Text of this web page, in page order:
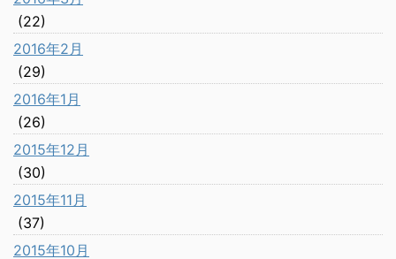
(22)
2016年2月
(29)
2016年1月
(26)
2015年12月
(30)
2015年11月
(37)
2015年10月